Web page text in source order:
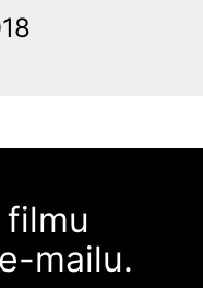
filmu
mailu.